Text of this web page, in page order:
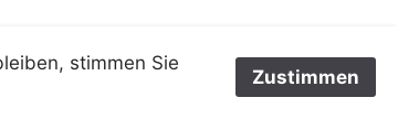
stimmen Sie
Zustimmen